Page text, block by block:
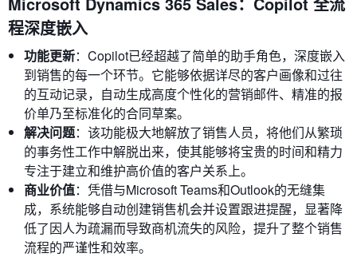
程深度嵌入
功能更新：Copilot已经超越了简单的助手角色，深度嵌入
到销售的每一个环节。它能够依据详尽的客户画像和过往
的互动记录，自动生成高度个性化的营销邮件、精准的报
价单乃至标准化的合同草案。
解决问题：该功能极大地解放了销售人员，将他们从繁琐
的事务性工作中解脱出来，使其能够将宝贵的时间和精力
专注于建立和维护高价值的客户关系上。
商业价值：凭借与Microsoft Teams和Outlook的无缝集
成，系统能够自动创建销售机会并设置跟进提醒，显著降
低了因人为疏漏而导致商机流失的风险，提升了整个销售
流程的严谨性和效率。